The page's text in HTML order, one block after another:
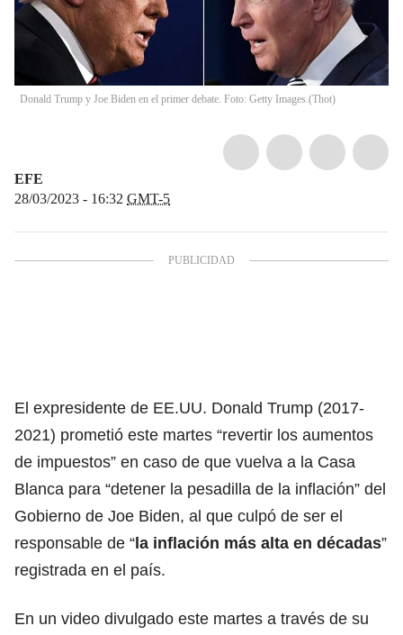
Donald Trump y Joe Biden en el primer debate. Foto: Getty Images.(Thot)
EFE
28/03/2023 - 16:32 GMT-5
El expresidente de EE.UU. Donald Trump (2017-
2021) prometió este martes “revertir los aumentos
de impuestos” en caso de que vuelva a la Casa
Blanca para “detener la pesadilla de la inflación” del
Gobierno de Joe Biden, al que culpó de ser el
responsable de “la inflación más alta en décadas”
registrada en el país.
En un video divulgado este martes a través de su